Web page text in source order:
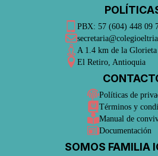
PBX: 57 (604) 448 09
A 1.4 km de la
El Retiro, Antioquia
Políticas de
Términos y
Manual de
Documentación
SOMOS FAMILIA